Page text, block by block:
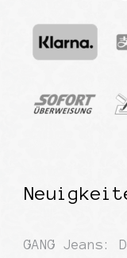
GANG Jeans: